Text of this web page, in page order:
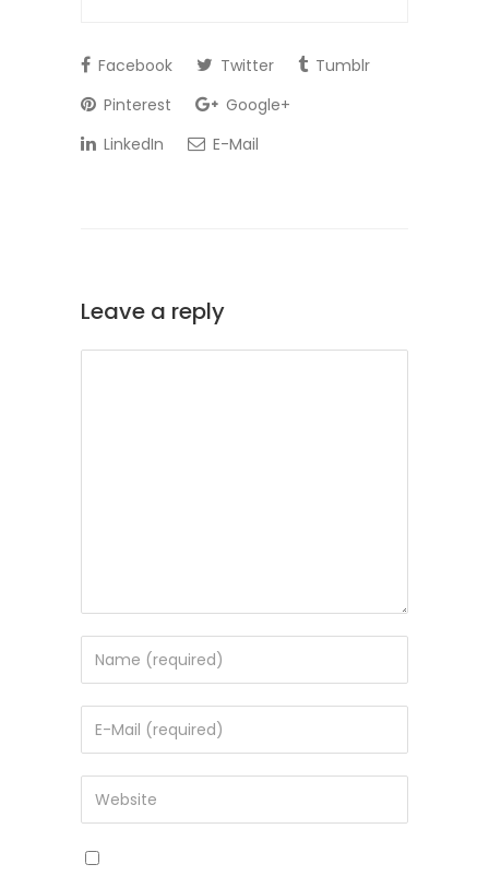
Facebook Twitter
Tumblr
Pinterest
Google+
LinkedIn
E-Mail
Leave a reply